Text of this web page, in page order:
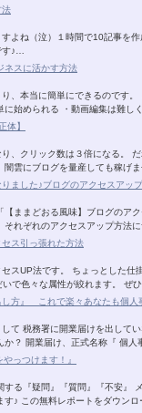
法
よね（泣）１時間で10記事を
♪…
ネスに活かす方法
、本当に簡単にできるのです
始められる ・動画編集は難し
体】
、クリック数は３倍になる。
雲にブログを量産しても稼げ
ました♪ブログのアクセスアッ
ままどおる風味】ブログのア
れぞれのアクセスアップ方法
ス引っ張れた方法
スUP法です。 ちょっとした
で色々な属性が絞れます。 ぜ
方』 これで楽々あなたも個人
て 税務署に開業届けを出して
？ 開業届け、正式名称『 個人
っつけます！』
する『疑問』『質問』『不安』
♪ この無料レポートをダウンロ